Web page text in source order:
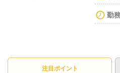
勤
注目ポイント